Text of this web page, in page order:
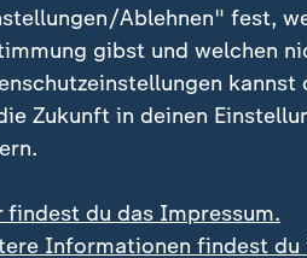
Ablehnen" fest,
gibst und welchen
Zukunft in deinen
findest du das Impressum.
Informationen findest du